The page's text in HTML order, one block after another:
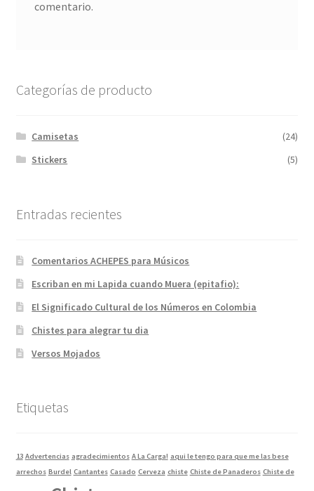
comentario.
Categorías de producto
Camisetas
(24)
Stickers
(5)
Entradas recientes
Comentarios ACHEPES para Músicos
Escriban en mi Lapida cuando Muera (epitafio):
El Significado Cultural de los Números en Colombia
Chistes para alegrar tu dia
Versos Mojados
Etiquetas
13 Advertencias agradecimientos A La Carga! aqui le tengo para que me las bese
arrechos Burdel Cantantes Casado Cerveza chiste Chiste de Panaderos Chiste de